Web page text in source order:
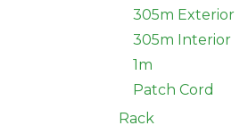
305m Exterior
305m Interior
1m
Patch Cord
Rack